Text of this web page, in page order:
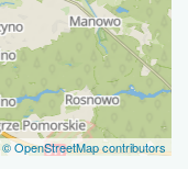
© OpenStreetMap contributors